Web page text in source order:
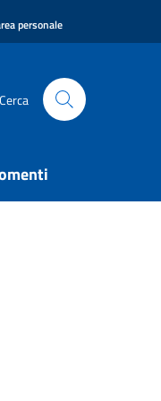
personale
Cerca